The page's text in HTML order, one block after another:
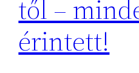
től –
érintett!